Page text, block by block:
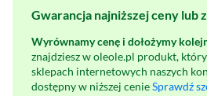
Gwarancja najniższej ceny lub
Wyrównamy cenę i dołożymy
znajdziesz w oleole.pl produkt,
sklepach internetowych naszych
dostępny w niższej cenieSprawdź